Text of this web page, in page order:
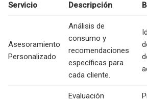
Servicio
Descripción
Asesoramiento
Personalizado
Análisis de
consumo y
recomendaciones
específicas para
cada cliente.
Evaluación